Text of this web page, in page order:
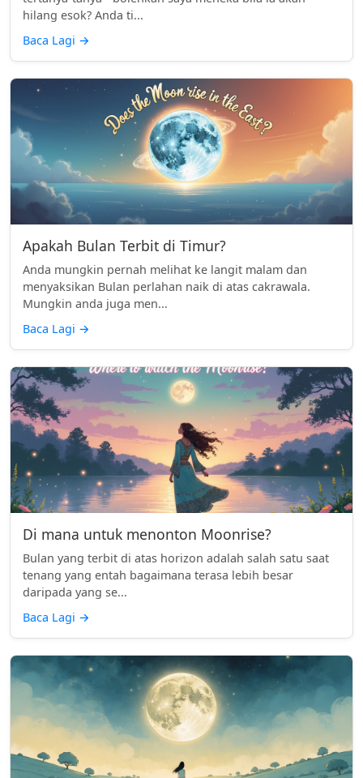
hilang esok? Anda ti...
Baca Lagi →
Apakah Bulan Terbit di Timur?
Anda mungkin pernah melihat ke langit malam dan
menyaksikan Bulan perlahan naik di atas cakrawala.
Mungkin anda juga men...
Baca Lagi →
Di mana untuk menonton Moonrise?
Bulan yang terbit di atas horizon adalah salah satu saat
tenang yang entah bagaimana terasa lebih besar
daripada yang se...
Baca Lagi →